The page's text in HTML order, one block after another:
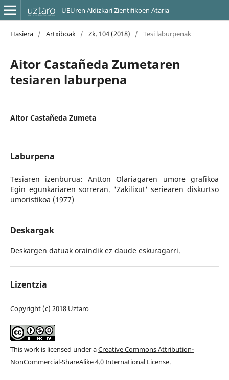
UEUren Aldizkari Zientifikoen Ataria
Hasiera / Artxiboak / Zk. 104 (2018) / Tesi laburpenak
Aitor Castañeda Zumetaren
tesiaren laburpena
Aitor Castañeda Zumeta
Laburpena
Tesiaren izenburua: Antton Olariagaren umore grafikoa
Egin egunkariaren sorreran. 'Zakilixut' seriearen diskurtso
umoristikoa (1977)
Deskargak
Deskargen datuak oraindik ez daude eskuragarri.
Lizentzia
Copyright (c) 2018 Uztaro
This work is licensed under aCreative Commons Attribution-
NonCommercial-ShareAlike 4.0 International License.